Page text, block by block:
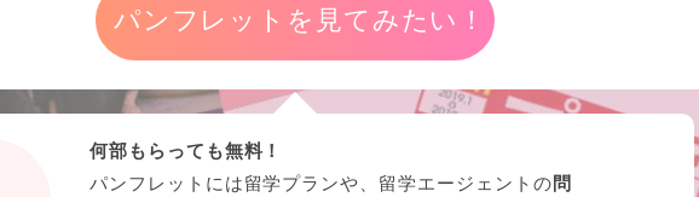
パンフレットを見てみたい！
何部もらっても無料！
パンフレットには留学プランや、留学エージェントの問